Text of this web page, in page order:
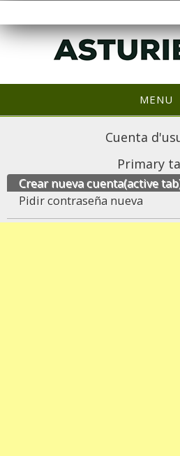
MENU
Cuenta
Primary
Crear nueva cuenta(active
Pidir contraseña nueva